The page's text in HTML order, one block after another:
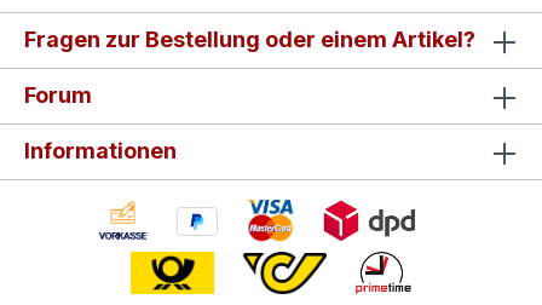
Fragen zur Bestellung oder einem Artikel?
Forum
Informationen